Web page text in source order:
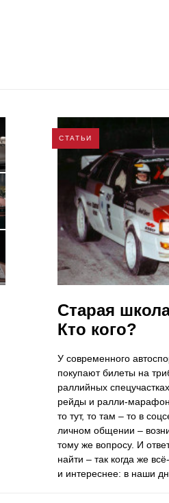
СТАТЬИ
Старая
Кто кого?
У современного
покупают билеты на
раллийных
рейды и ралли-
то тут, то там – то в
личном общении –
тому же вопросу. И
найти – так когда же
и интереснее: в наши